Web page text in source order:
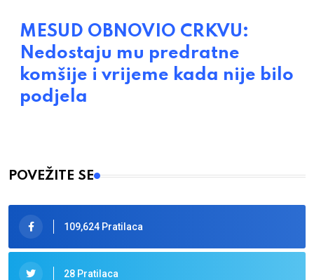
MESUD OBNOVIO CRKVU:
Nedostaju mu predratne
komšije i vrijeme kada nije bilo
podjela
POVEŽITE SE
109,624 Pratilaca
28 Pratilaca